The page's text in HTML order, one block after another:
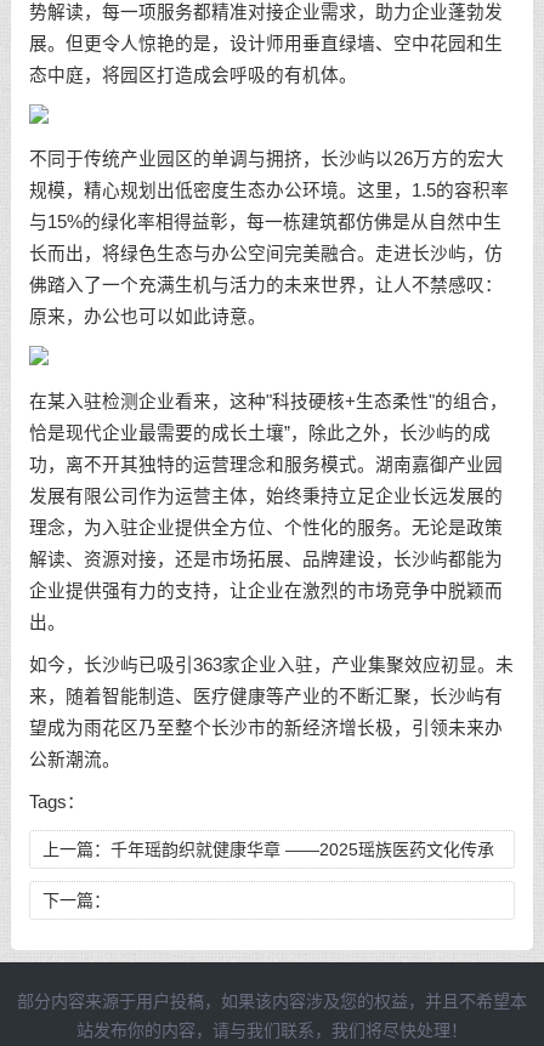
势解读，每一项服务都精准对接企业需求，助力企业蓬勃发
展。但更令人惊艳的是，设计师用垂直绿墙、空中花园和生
态中庭，将园区打造成会呼吸的有机体。
不同于传统产业园区的单调与拥挤，长沙屿以26万方的宏大
规模，精心规划出低密度生态办公环境。这里，1.5的容积率
与15%的绿化率相得益彰，每一栋建筑都仿佛是从自然中生
长而出，将绿色生态与办公空间完美融合。走进长沙屿，仿
佛踏入了一个充满生机与活力的未来世界，让人不禁感叹：
原来，办公也可以如此诗意。
在某入驻检测企业看来，这种"科技硬核+生态柔性"的组合，
恰是现代企业最需要的成长土壤”，除此之外，长沙屿的成
功，离不开其独特的运营理念和服务模式。湖南嘉御产业园
发展有限公司作为运营主体，始终秉持立足企业长远发展的
理念，为入驻企业提供全方位、个性化的服务。无论是政策
解读、资源对接，还是市场拓展、品牌建设，长沙屿都能为
企业提供强有力的支持，让企业在激烈的市场竞争中脱颖而
出。
如今，长沙屿已吸引363家企业入驻，产业集聚效应初显。未
来，随着智能制造、医疗健康等产业的不断汇聚，长沙屿有
望成为雨花区乃至整个长沙市的新经济增长极，引领未来办
公新潮流。
Tags：
上一篇： 千年瑶韵织就健康华章 ——2025瑶族医药文化传承
盛典启幕
下一篇：
部分内容来源于用户投稿，如果该内容涉及您的权益，并且不希望本
站发布你的内容，请与我们联系，我们将尽快处理！